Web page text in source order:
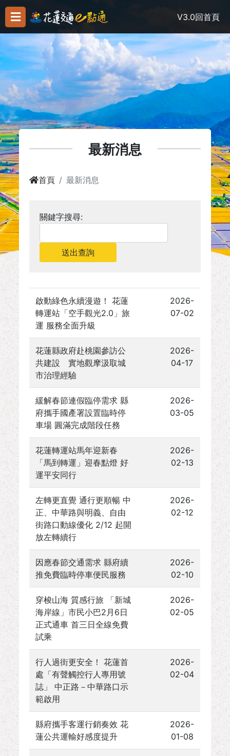
V3.0回首頁
最新消息
首頁 最新消息
關鍵字搜尋:
送出查詢
啟動綠色永續漫遊！ 花蓮
轉運站「空手觀光2.0」旅
運 服務全面升級
2026-
07-02
花蓮縣政府赴桃園參訪公
共建設 實地觀摩汲取城
市治理經驗
2026-
04-17
緩解春節連假臨停需求 縣
府攜手國產署設置臨時停
車場 圓滿完成階段任務
2026-
03-05
花蓮轉運站馬年迎新春
「馬到轉運」迎春點燈 好
運平安同行
2026-
02-13
左轉更直覺 通行更順暢 中
正、中華路與明義、自由
街路口動線優化 2/12 起開
放左轉續行
2026-
02-12
因應春節交通需求 縣府續
推免費臨時停車便民服務
2026-
02-10
穿梭山海 質感行旅 「新城
海岸線」市民小巴2月6日
正式通車 首三日全線免費
試乘
2026-
02-05
行人過街更安全！ 花蓮首
處「有聲觸控行人專用號
誌」 中正路－中華路口示
範啟用
2026-
02-04
縣府攜手客運行銷奏效 花
蓮公共運輸好感度提升
2026-
01-08